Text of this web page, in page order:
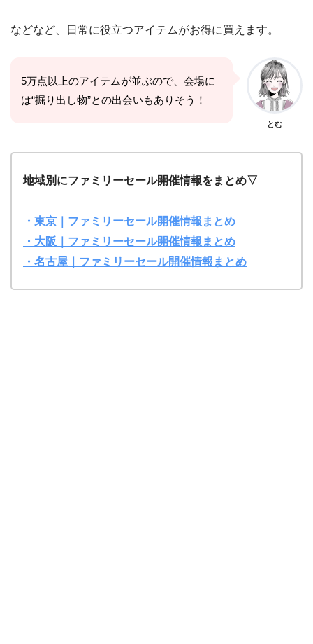
などなど、日常に役立つアイテムがお得に買えます。
5万点以上のアイテムが並ぶので、会場に
は“掘り出し物”との出会いもありそう！
とむ
地域別にファミリーセール開催情報をまとめ▽
・東京｜ファミリーセール開催情報まとめ
・大阪｜ファミリーセール開催情報まとめ
・名古屋｜ファミリーセール開催情報まとめ